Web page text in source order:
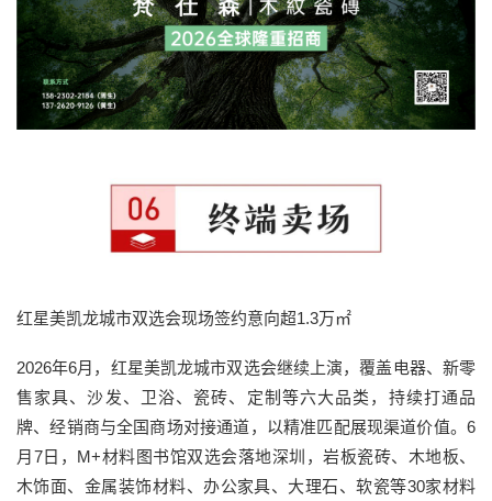
红星美凯龙城市双选会现场签约意向超1.3万㎡
2026年6月，红星美凯龙城市双选会继续上演，覆盖电器、新零
售家具、沙发、卫浴、瓷砖、定制等六大品类，持续打通品
牌、经销商与全国商场对接通道，以精准匹配展现渠道价值。6
月7日，M+材料图书馆双选会落地深圳，岩板瓷砖、木地板、
木饰面、金属装饰材料、办公家具、大理石、软瓷等30家材料